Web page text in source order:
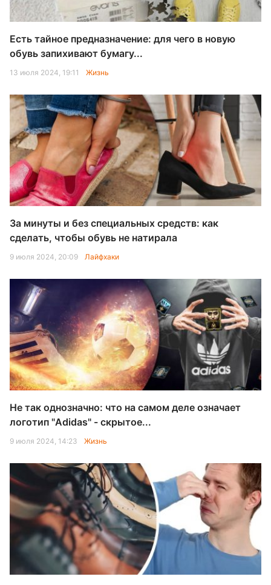
Есть тайное предназначение: для чего в новую
обувь запихивают бумагу...
13 июля 2024, 19:11 Жизнь
За минуты и без специальных средств: как
сделать, чтобы обувь не натирала
9 июля 2024, 20:09 Лайфхаки
Не так однозначно: что на самом деле означает
логотип "Adidas" - скрытое...
9 июля 2024, 14:23 Жизнь